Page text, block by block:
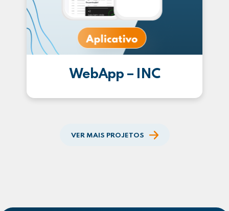
WebApp – INC
VER MAIS PROJETOS